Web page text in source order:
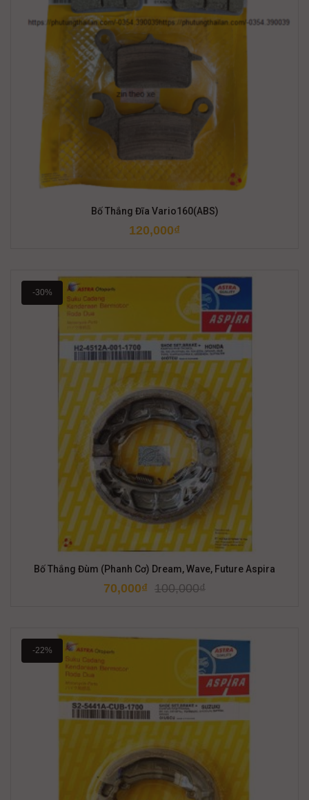
Bố Thắng Đĩa Vario160(ABS)
120,000₫
-30%
Bố Thắng Đùm (Phanh Cơ) Dream, Wave, Future Aspira
100,000₫
70,000₫
-22%